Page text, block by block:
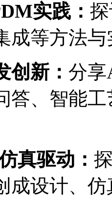
实践：
成等方法与
创新： 分享
答、智能
真驱动：
成设计、